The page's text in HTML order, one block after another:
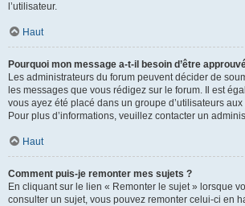
l’utilisateur.
Haut
Pourquoi mon message a-t-il besoin d’être
Les administrateurs du forum peuvent décider de
les messages que vous rédigez sur le forum. Il est
vous ayez été placé dans un groupe d’utilisateurs
Pour plus d’informations, veuillez contacter un
Haut
Comment puis-je remonter mes sujets ?
En cliquant sur le lien « Remonter le sujet » lorsque
consulter un sujet, vous pouvez remonter celui-ci en